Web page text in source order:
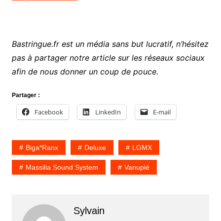
Bastringue.fr est un média sans but lucratif, n’hésitez
pas à partager notre article sur les réseaux sociaux
afin de nous donner un coup de pouce.
Partager :
Facebook LinkedIn E-mail
Biga*Ranx Deluxe LGMX
Massilia Sound System Vanupié
Sylvain